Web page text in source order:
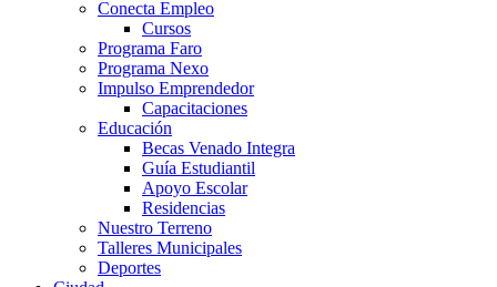
Conecta Empleo
Cursos
Programa Faro
Programa Nexo
Impulso Emprendedor
Capacitaciones
Educación
Becas Venado Integra
Guía Estudiantil
Apoyo Escolar
Residencias
Nuestro Terreno
Talleres Municipales
Deportes